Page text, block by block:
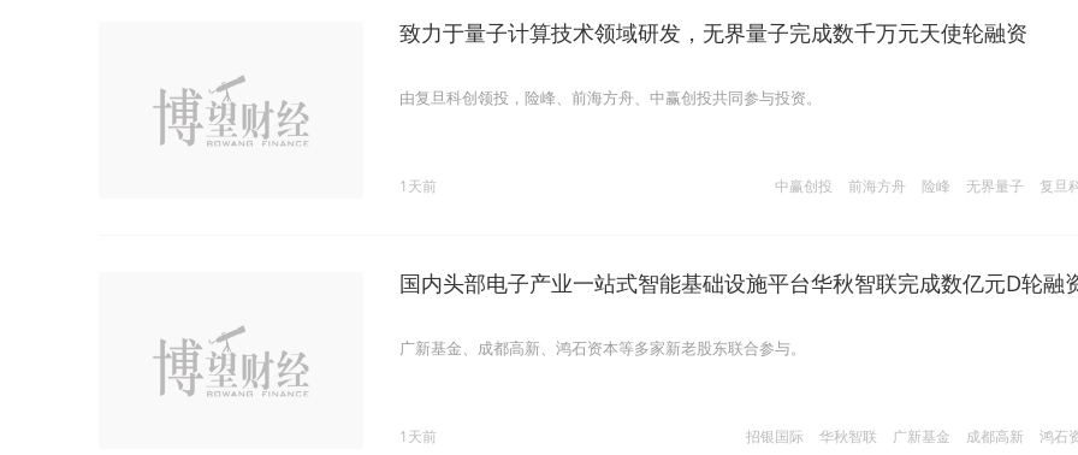
致力于量子计算技术领域研发，无界量子完成数千万元天使轮融资
由复旦科创领投，险峰、前海方舟、中赢创投共同参与投资。
中赢创投 前海方舟 险峰 无界量子 复旦
1天前
国内头部电子产业一站式智能基础设施平台华秋智联完成数亿元D轮融
广新基金、成都高新、鸿石资本等多家新老股东联合参与。
招银国际 华秋智联 广新基金 成都高新 鸿石
1天前